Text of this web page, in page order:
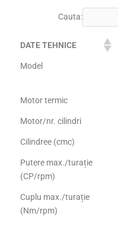
Cauta:
DATE TEHNICE
Model
Motor termic
Motor/nr. cilindri
Cilindree (cmc)
Putere max./turație
(CP/rpm)
Cuplu max./turație
(Nm/rpm)